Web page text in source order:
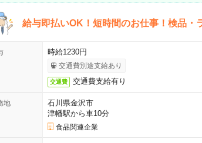
給与即払いOK！短時間のお仕事！検品・
時給1230円
交通費別途支給あり
交通費 交通費支給有り
地
石川県金沢市
津幡駅から車10分
食品関連企業